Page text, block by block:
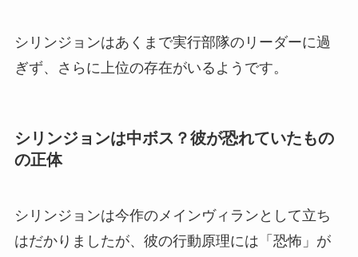
シリンジョンはあくまで実行部隊のリーダーに過
ぎず、さらに上位の存在がいるようです。
シリンジョンは中ボス？彼が恐れていたもの
の正体
シリンジョンは今作のメインヴィランとして立ち
はだかりましたが、彼の行動原理には「恐怖」が